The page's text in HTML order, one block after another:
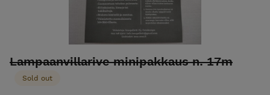
Lampaanvillarive minipakkaus n. 17m
Sold out